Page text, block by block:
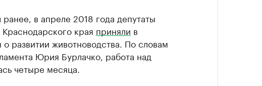
в апреле 2018 года депутаты
края приняли в
о развитии животноводства. По словам
Юрия Бурлачко, работа над
четыре месяца.